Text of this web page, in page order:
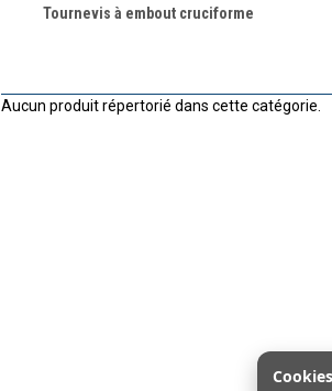
Tournevis à embout cruciforme
Aucun produit répertorié dans cette catégorie.